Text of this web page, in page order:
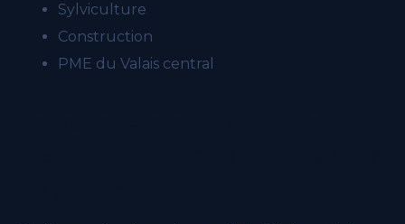
Sylviculture
Construction
PME du Valais central